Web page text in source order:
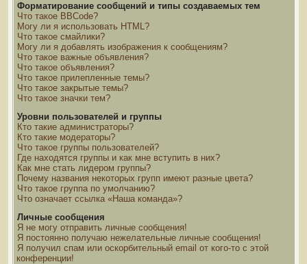
Форматирование сообщений и типы создаваемых тем
Что такое BBCode?
Могу ли я использовать HTML?
Что такое смайлики?
Могу ли я добавлять изображения к сообщениям?
Что такое важные объявления?
Что такое объявления?
Что такое прилепленные темы?
Что такое закрытые темы?
Что такое значки тем?
Уровни пользователей и группы
Кто такие администраторы?
Кто такие модераторы?
Что такое группы пользователей?
Где находятся группы и как мне вступить в них?
Как мне стать лидером группы?
Почему названия некоторых групп имеют разные цвета?
Что такое группа по умолчанию?
Что означает ссылка «Наша команда»?
Личные сообщения
Я не могу отправить личные сообщения!
Я постоянно получаю нежелательные личные сообщения!
Я получил спам или оскорбительный email от кого-то с этой
конференции!